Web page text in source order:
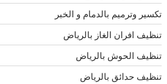
تكسير وترميم بالدمام و الخبر
تنظيف افران الغاز بالرياض
تنظيف الحوش بالرياض
تنظيف حدائق بالرياض